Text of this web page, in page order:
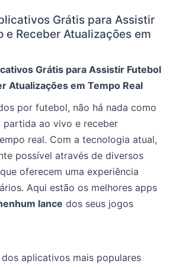
Grátis para Assistir
e Receber Atualizações em
Grátis para Assistir Futebol
Atualizações em Tempo Real
por futebol, não há nada como
partida ao vivo e receber
real. Com a tecnologia atual,
possível através de diversos
oferecem uma experiência
Aqui estão os melhores apps
lance dos seus jogos
aplicativos mais populares